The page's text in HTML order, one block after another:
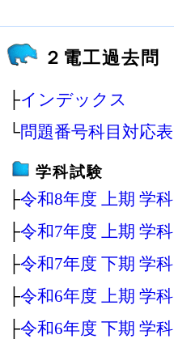
２電工過去問
├インデックス
└問題番号科目対応表
学科試験
├令和8年度 上期 学科
├令和7年度 上期 学科
├令和7年度 下期 学科
├令和6年度 上期 学科
├令和6年度 下期 学科